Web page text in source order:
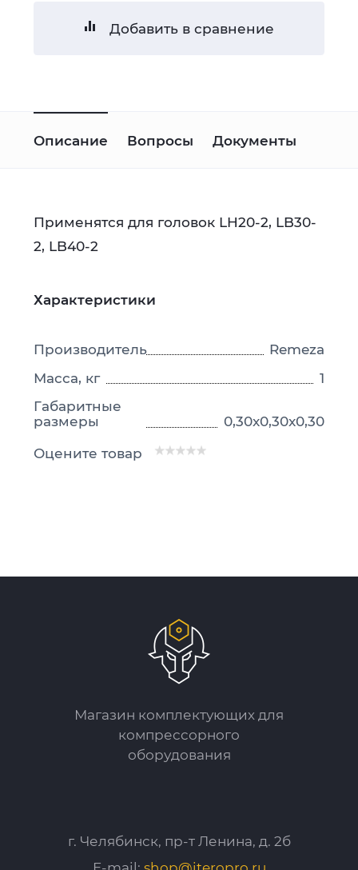
Добавить в сравнение
Описание Вопросы Документы
Применятся для головок LH20-2, LB30-
2, LB40-2
Характеристики
Производитель
Remeza
Масса, кг
1
Габаритные
размеры
0,30x0,30x0,30
Оцените товар
Магазин комплектующих для
компрессорного
оборудования
г. Челябинск, пр-т Ленина, д. 2б